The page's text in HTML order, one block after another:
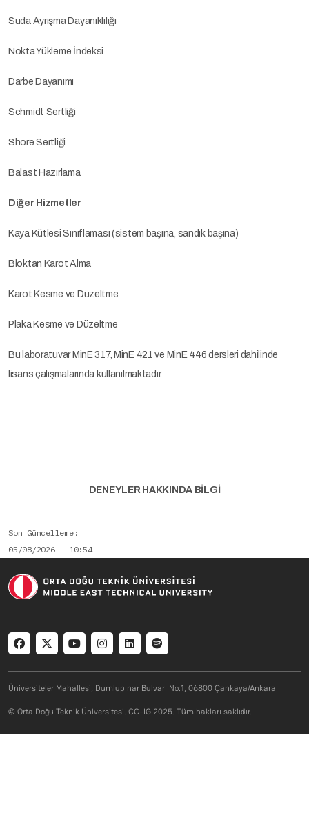
Suda Ayrışma Dayanıklılığı
Nokta Yükleme İndeksi
Darbe Dayanımı
Schmidt Sertliği
Shore Sertliği
Balast Hazırlama
Diğer Hizmetler
Kaya Kütlesi Sınıflaması (sistem başına, sandık başına)
Bloktan Karot Alma
Karot Kesme ve Düzeltme
Plaka Kesme ve Düzeltme
Bu laboratuvar MinE 317, MinE 421 ve MinE 446 dersleri dahilinde
lisans çalışmalarında kullanılmaktadır.
DENEYLER HAKKINDA BİLGİ
Son Güncelleme
05/08/2026 - 10:54
Social menu
Üniversiteler Mahallesi, Dumlupınar Bulvarı No:1, 06800 Çankaya/Ankara
© Orta Doğu Teknik Üniversitesi. CC-IG 2025. Tüm hakları saklıdır.